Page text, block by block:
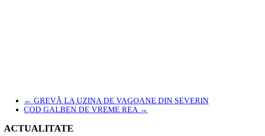
← GREVĂ LA UZINA DE VAGOANE DIN SEVERIN
COD GALBEN DE VREME REA →
ACTUALITATE